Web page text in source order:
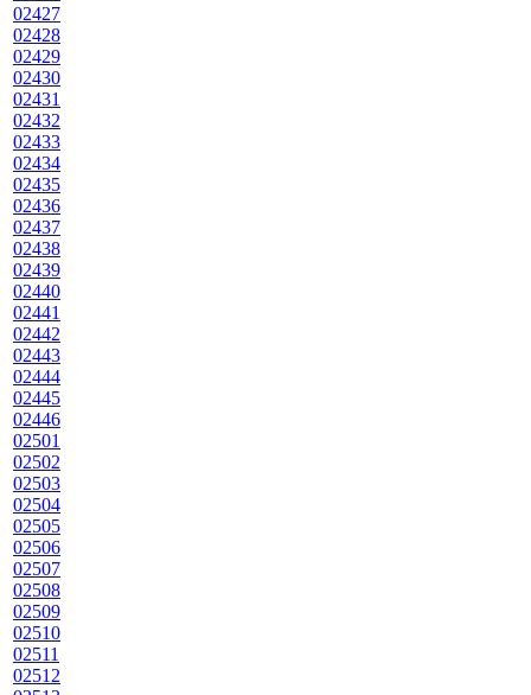
02427
02428
02429
02430
02431
02432
02433
02434
02435
02436
02437
02438
02439
02440
02441
02442
02443
02444
02445
02446
02501
02502
02503
02504
02505
02506
02507
02508
02509
02510
02511
02512